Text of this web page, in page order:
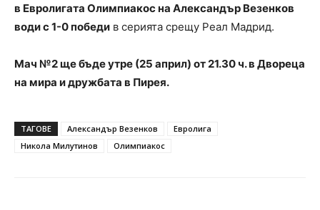
в Евролигата Олимпиакос на Александър Везенков
води с 1-0 победи в серията срещу Реал Мадрид.
Мач №2 ще бъде утре (25 април) от 21.30 ч. в Двореца
на мира и дружбата в Пирея.
ТАГОВЕ Александър Везенков
Евролига
Никола Милутинов
Олимпиакос